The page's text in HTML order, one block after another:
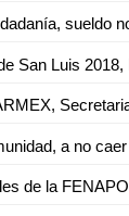
de la FENAPO